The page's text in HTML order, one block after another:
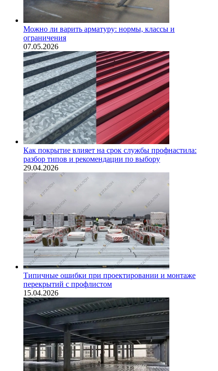
Можно ли варить арматуру: нормы, классы и
ограничения
07.05.2026
Как покрытие влияет на срок службы профнастила:
разбор типов и рекомендации по выбору
29.04.2026
Типичные ошибки при проектировании и монтаже
перекрытий с профлистом
15.04.2026